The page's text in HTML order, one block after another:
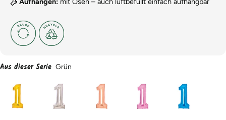
Aus dieser Serie Grün